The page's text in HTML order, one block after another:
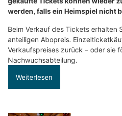
werden, falls ein Heimspiel nicht
Beim Verkauf des Tickets erhalten
anteiligen Abopreis.
Verkaufspreises zurück – oder sie
Nachwuchsabteilung.
Weiterlesen